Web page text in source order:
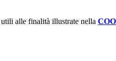
alle finalità illustrate nella